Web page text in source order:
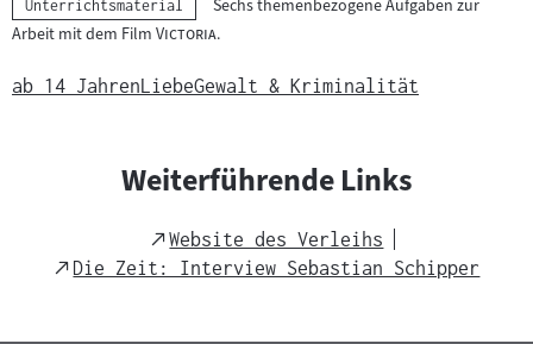
a
l
t
r
c
h
t
s
Kategorie:
Unterrichtsmaterial
Sechs themenbezogene Aufgaben zur
Arbeit mit dem Film "
Victoria.
ab 14 JahrenLiebeGewalt & Kriminalität
Weiterführende Links
External
Link
Website des Verleihs
External
Die Zeit: Interview Sebastian Schipper